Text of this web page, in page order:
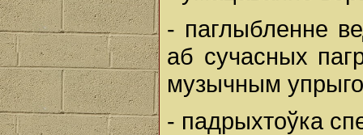
- паглыбленне
аб сучасных
музычным
- падрыхтоўка